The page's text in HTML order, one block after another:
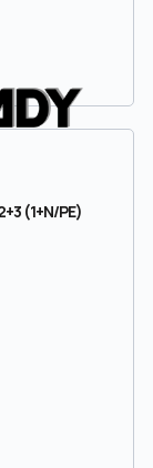
(1+N/PE)